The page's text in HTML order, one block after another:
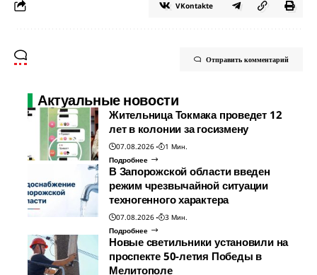
VKontakte
Отправить комментарий
Актуальные новости
Жительница Токмака проведет 12
лет в колонии за госизмену
07.08.2026
1 Мин.
Подробнее
В Запорожской области введен
режим чрезвычайной ситуации
техногенного характера
07.08.2026
3 Мин.
Подробнее
Новые светильники установили на
проспекте 50-летия Победы в
Мелитополе